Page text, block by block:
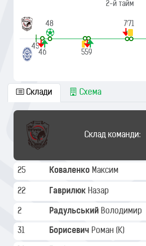
2-й тайм
48 7071
|
45'
46
5859
Склади Схема
Склад команди:
25 Коваленко Максим
22 Гаврилюк Назар
2 Радульський Володимир
31 Борисевич Роман (K)